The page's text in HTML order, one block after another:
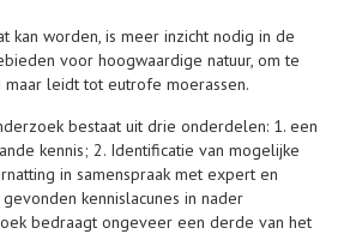
kan worden, is meer inzicht nodig in de
voor hoogwaardige natuur, om te
leidt tot eutrofe moerassen.
bestaat uit drie onderdelen: 1. een
kennis; 2. Identificatie van mogelijke
in samenspraak met expert en
kennislacunes in nader
bedraagt ongeveer een derde van het